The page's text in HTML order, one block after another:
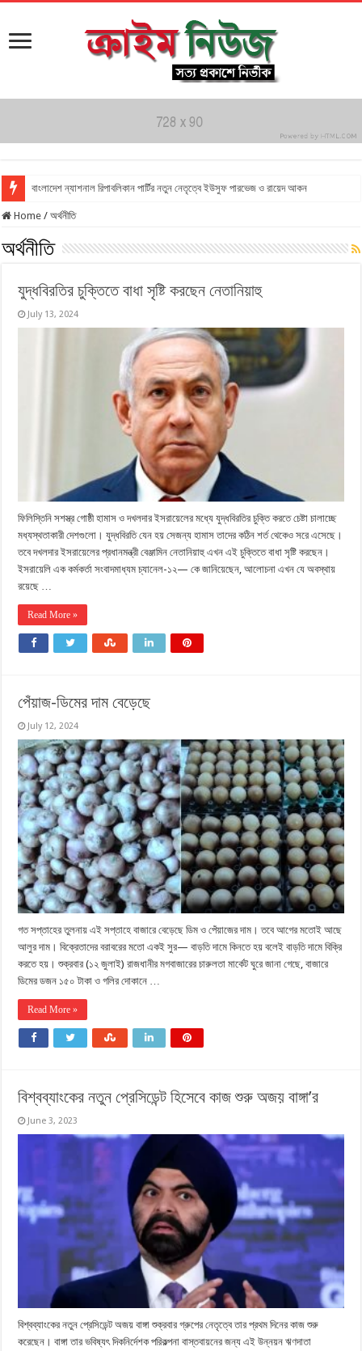
বাংলাদেশ ন্যাশনাল রিপাবলিকান পার্টির নতুন নেতৃত্বে ইউসুফ পারভেজ ও রায়েদ আকন
Home / অর্থনীতি
অর্থনীতি
যুদ্ধবিরতির চুক্তিতে বাধা সৃষ্টি করছেন নেতানিয়াহু
July 13, 2024
ফিলিস্তিনি সশস্ত্র গোষ্ঠী হামাস ও দখলদার ইসরায়েলের মধ্যে যুদ্ধবিরতির চুক্তি করতে চেষ্টা চালাচ্ছে
মধ্যস্থতাকারী দেশগুলো। যুদ্ধবিরতি যেন হয় সেজন্য হামাস তাদের কঠিন শর্ত থেকেও সরে এসেছে।
তবে দখলদার ইসরায়েলের প্রধানমন্ত্রী বেঞ্জামিন নেতানিয়াহু এখন এই চুক্তিতে বাধা সৃষ্টি করছেন।
ইসরায়েলি এক কর্মকর্তা সংবাদমাধ্যম চ্যানেল-১২— কে জানিয়েছেন, আলোচনা এখন যে অবস্থায়
রয়েছে …
Read More »
পেঁয়াজ-ডিমের দাম বেড়েছে
July 12, 2024
গত সপ্তাহের তুলনায় এই সপ্তাহে বাজারে বেড়েছে ডিম ও পেঁয়াজের দাম। তবে আগের মতোই আছে
আলুর দাম। বিক্রেতাদের বরাবরের মতো একই সুর— বাড়তি দামে কিনতে হয় বলেই বাড়তি দামে বিক্রি
করতে হয়। শুক্রবার (১২ জুলাই) রাজধানীর মগবাজারের চারুলতা মার্কেট ঘুরে জানা গেছে, বাজারে
ডিমের ডজন ১৫০ টাকা ও গলির দোকানে …
Read More »
বিশ্বব্যাংকের নতুন প্রেসিডেন্ট হিসেবে কাজ শুরু অজয় বাঙ্গা’র
June 3, 2023
বিশ্বব্যাংকের নতুন প্রেসিডেন্ট অজয় বাঙ্গা শুক্রবার গ্রুপের নেতৃত্বে তার প্রথম দিনের কাজ শুরু
করেছেন। বাঙ্গা তার ভবিষ্যৎ দিকনির্দেশক পরিকল্পনা বাস্তবায়নের জন্য এই উন্নয়ন ঋণদাতা